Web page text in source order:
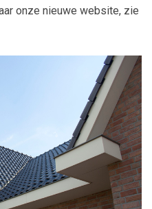
onze nieuwe website, zie